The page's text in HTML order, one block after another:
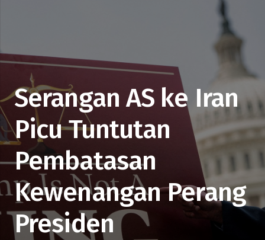
Serangan AS ke Iran
Picu Tuntutan
Pembatasan
Kewenangan Perang
Presiden